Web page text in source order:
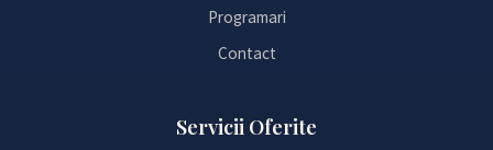
Programari
Contact
Servicii Oferite